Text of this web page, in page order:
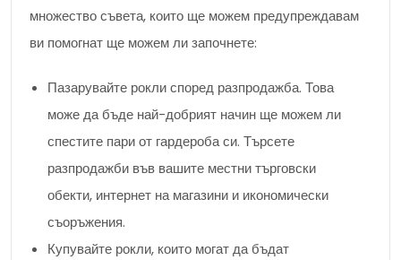
множество съвета, които ще можем предупреждавам
ви помогнат ще можем ли започнете:
Пазарувайте рокли според разпродажба. Това
може да бъде най-добрият начин ще можем ли
спестите пари от гардероба си. Търсете
разпродажби във вашите местни търговски
обекти, интернет на магазини и икономически
съоръжения.
Купувайте рокли, които могат да бъдат